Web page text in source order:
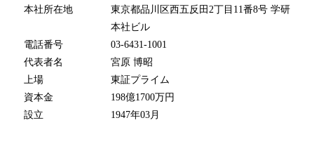
本社所在地
東京都品川区西五反田2丁目11番8号 学研
本社ビル
電話番号
03-6431-1001
代表者名
宮原 博昭
上場
東証プライム
資本金
198億1700万円
設立
1947年03月